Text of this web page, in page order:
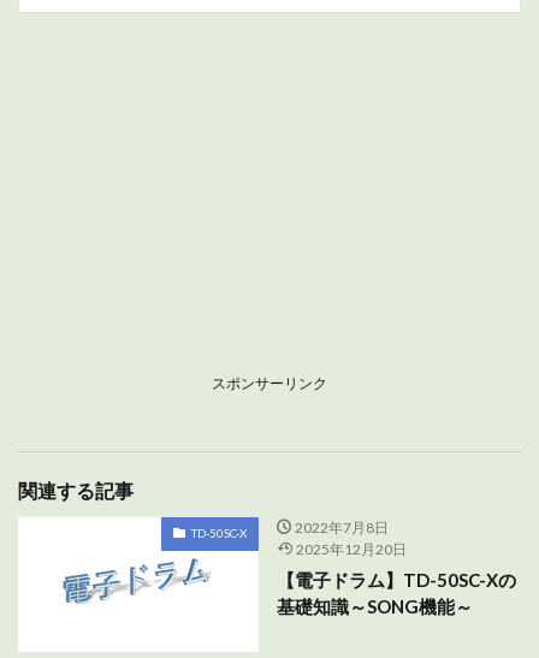
スポンサーリンク
関連する記事
TD-50SC-X
2022年7月8日
2025年12月20日
【電子ドラム】TD-50SC-Xの
基礎知識～SONG機能～